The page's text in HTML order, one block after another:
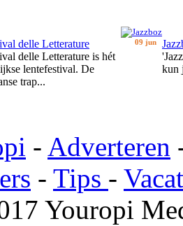
delle Letterature
delle Letterature is hét
lentefestival. De
trap...
09 jun
kun
- Adverteren
- Tips -
Youropi